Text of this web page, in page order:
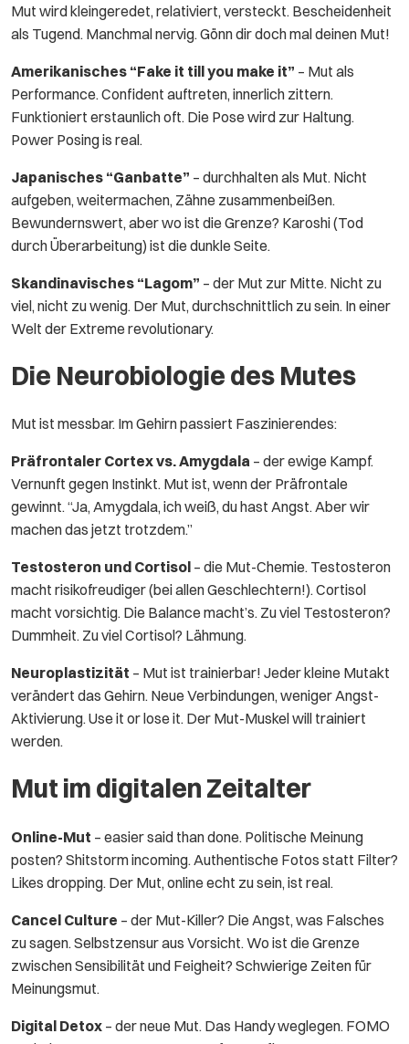
Mut wird kleingeredet, relativiert, versteckt. Bescheidenheit
als Tugend. Manchmal nervig. Gönn dir doch mal deinen Mut!
Amerikanisches “Fake it till you make it” – Mut als
Performance. Confident auftreten, innerlich zittern.
Funktioniert erstaunlich oft. Die Pose wird zur Haltung.
Power Posing is real.
Japanisches “Ganbatte” – durchhalten als Mut. Nicht
aufgeben, weitermachen, Zähne zusammenbeißen.
Bewundernswert, aber wo ist die Grenze? Karoshi (Tod
durch Überarbeitung) ist die dunkle Seite.
Skandinavisches “Lagom” – der Mut zur Mitte. Nicht zu
viel, nicht zu wenig. Der Mut, durchschnittlich zu sein. In einer
Welt der Extreme revolutionary.
Die Neurobiologie des Mutes
Mut ist messbar. Im Gehirn passiert Faszinierendes:
Präfrontaler Cortex vs. Amygdala – der ewige Kampf.
Vernunft gegen Instinkt. Mut ist, wenn der Präfrontale
gewinnt. “Ja, Amygdala, ich weiß, du hast Angst. Aber wir
machen das jetzt trotzdem.”
Testosteron und Cortisol – die Mut-Chemie. Testosteron
macht risikofreudiger (bei allen Geschlechtern!). Cortisol
macht vorsichtig. Die Balance macht’s. Zu viel Testosteron?
Dummheit. Zu viel Cortisol? Lähmung.
Neuroplastizität – Mut ist trainierbar! Jeder kleine Mutakt
verändert das Gehirn. Neue Verbindungen, weniger Angst-
Aktivierung. Use it or lose it. Der Mut-Muskel will trainiert
werden.
Mut im digitalen Zeitalter
Online-Mut – easier said than done. Politische Meinung
posten? Shitstorm incoming. Authentische Fotos statt Filter?
Likes dropping. Der Mut, online echt zu sein, ist real.
Cancel Culture – der Mut-Killer? Die Angst, was Falsches
zu sagen. Selbstzensur aus Vorsicht. Wo ist die Grenze
zwischen Sensibilität und Feigheit? Schwierige Zeiten für
Meinungsmut.
Digital Detox – der neue Mut. Das Handy weglegen. FOMO